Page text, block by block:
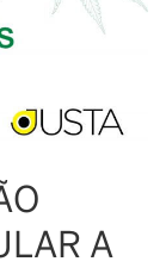
prático
A